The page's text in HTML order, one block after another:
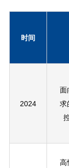
时间
2024
面
求
高